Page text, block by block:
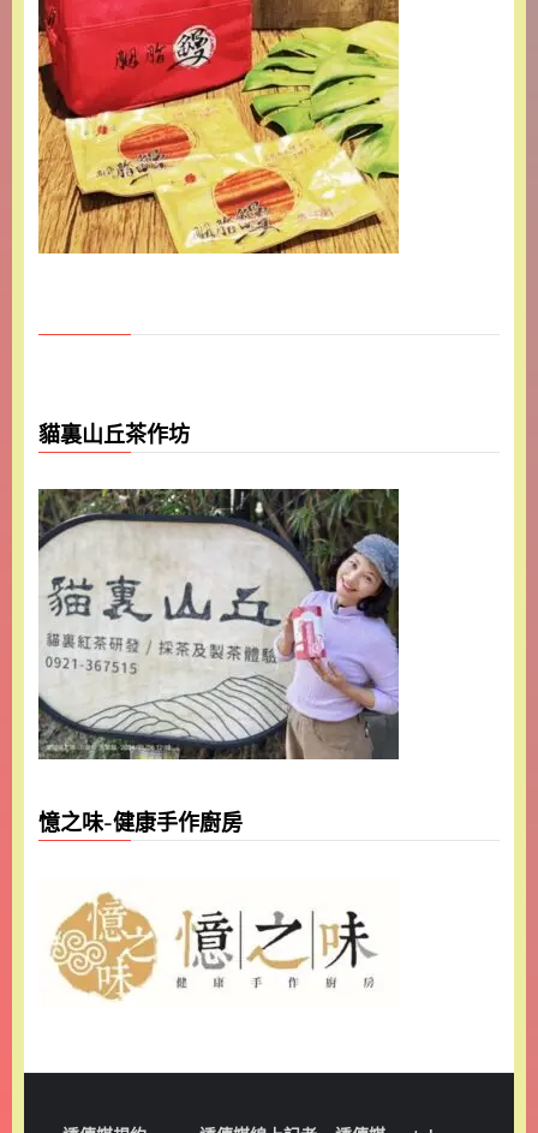
貓裏山丘茶作坊
憶之味-健康手作廚房